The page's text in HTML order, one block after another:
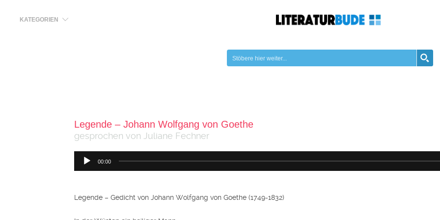
KATEGORIEN
Legende – Johann Wolfgang von Goethe
gesprochen von Juliane Fechner
Audio-
Player
00:00
Legende – Gedicht von Johann Wolfgang von Goethe (1749-1832)